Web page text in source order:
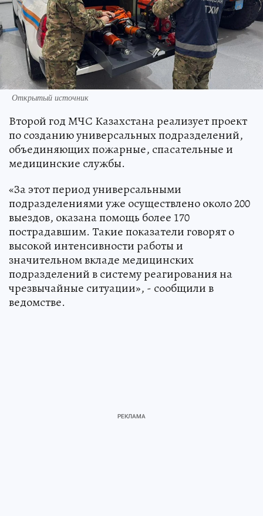
Открытый источник
Второй год МЧС Казахстана реализует проект
по созданию универсальных подразделений,
объединяющих пожарные, спасательные и
медицинские службы.
«За этот период универсальными
подразделениями уже осуществлено около 200
выездов, оказана помощь более 170
пострадавшим. Такие показатели говорят о
высокой интенсивности работы и
значительном вкладе медицинских
подразделений в систему реагирования на
чрезвычайные ситуации», - сообщили в
ведомстве.